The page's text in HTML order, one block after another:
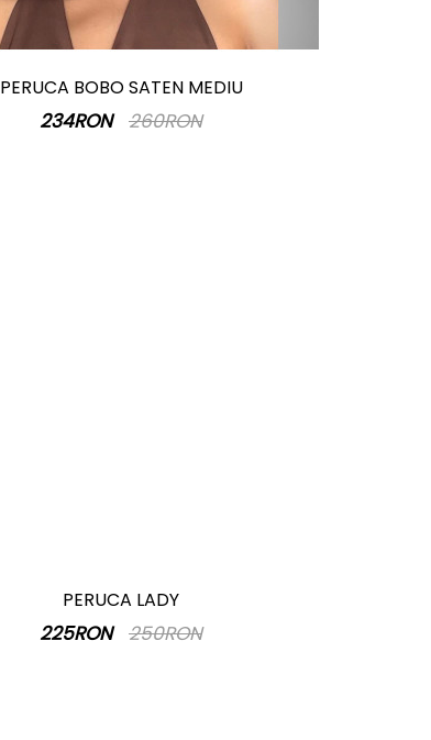
PERUCA BOBO SATEN MEDIU
234RON 260RON
PERUCA LADY
225RON 250RON